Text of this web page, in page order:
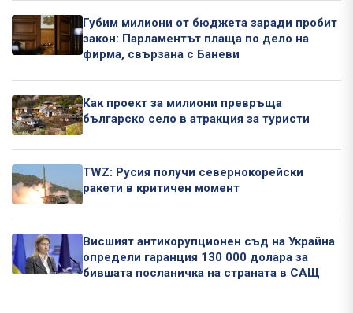
Губим милиони от бюджета заради пробит
закон: Парламентът плаща по дело на
фирма, свързана с Баневи
Как проект за милиони превръща
българско село в атракция за туристи
TWZ: Русия получи севернокорейски
ракети в критичен момент
Висшият антикорупционен съд на Украйна
определи гаранция 130 000 долара за
бившата посланичка на страната в САЩ